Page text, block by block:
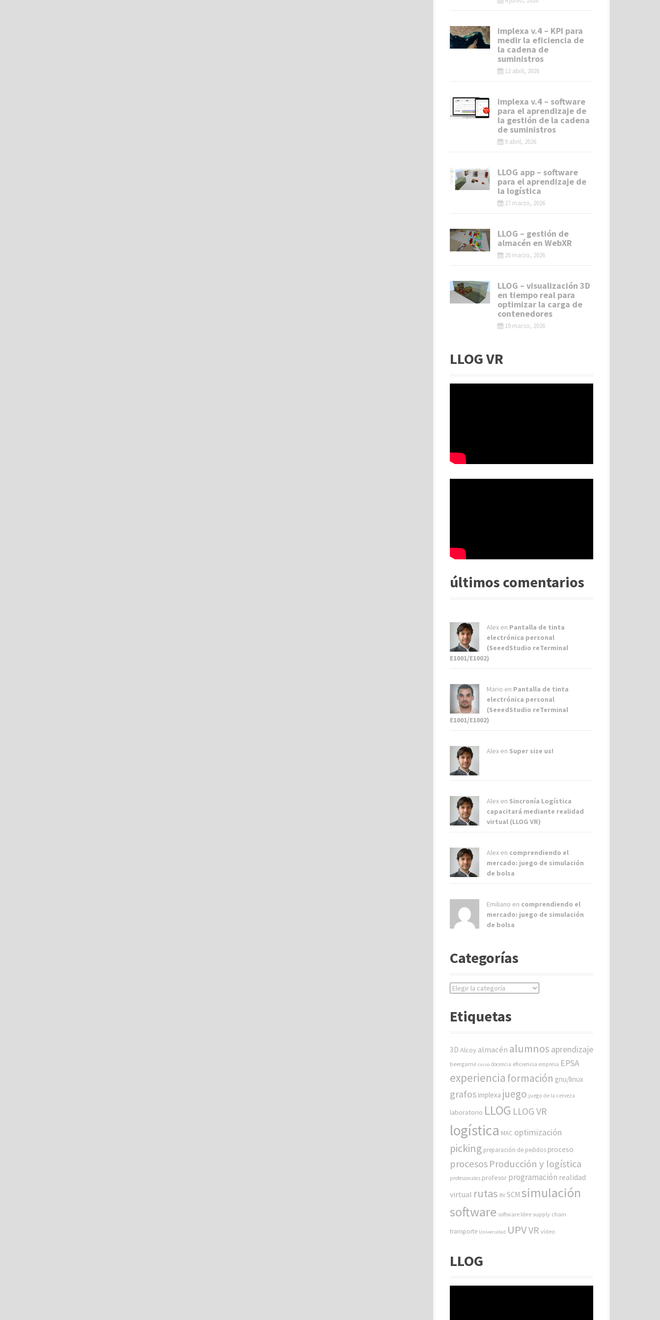
implexa v.4 – KPI para
medir la eficiencia de
la cadena de
suministros
12 abril, 2026
implexa v.4 – software
para el aprendizaje de
la gestión de la cadena
de suministros
9 abril, 2026
LLOG app – software
para el aprendizaje de
la logística
27 marzo, 2026
LLOG – gestión de
almacén en WebXR
20 marzo, 2026
LLOG – visualización 3D
en tiempo real para
optimizar la carga de
contenedores
19 marzo, 2026
LLOG VR
últimos comentarios
Alex en Pantalla de tinta
electrónica personal
(SeeedStudio reTerminal
E1001/E1002)
Mario en Pantalla de tinta
electrónica personal
(SeeedStudio reTerminal
E1001/E1002)
Alex en Super size us!
Alex en Sincronía Logística
capacitará mediante realidad
virtual (LLOG VR)
Alex en comprendiendo el
mercado: juego de simulación
de bolsa
Emiliano en comprendiendo el
mercado: juego de simulación
de bolsa
Categorías
C
e
r
s
Etiquetas
3D Alcoy almacén alumnos aprendizaje
beergame curso docencia eficiencia empresa EPSA
experiencia formación gnu/linux
grafos implexa juego juego de la cerveza
laboratorio LLOG LLOG VR
logística MAC optimización
picking preparación de pedidos proceso
procesosProducción y logística
profesionales profesor programación realidad
virtual rutas RV SCM simulación
software software libre supply chain
transporte Universidad UPVVR vídeo
LLOG